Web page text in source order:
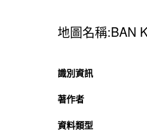
地圖名稱:BAN
識別資訊
著作者
資料類型